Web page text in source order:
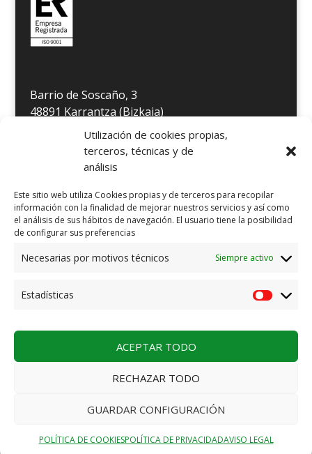
Utilización de cookies propias,
terceros, técnicas y de
análisis
Este sitio web utiliza Cookies propias y de terceros para recopilar
información con la finalidad de mejorar nuestros servicios y así como
el análisis de sus hábitos de navegación. El usuario tiene la posibilidad
de configurar sus preferencias
Necesarias por motivos técnicos Siempre activo
Estadísticas
ACEPTAR TODO
RECHAZAR TODO
GUARDAR CONFIGURACIÓN
POLÍTICA DE COOKIESPOLÍTICA DE PRIVACIDADAVISO LEGAL
Barrio de Soscaño, 3
48891 Karrantza (Bizkaia)
Télefono 946 806 349
info@residenciakarrantza.eus
AVISO LEGAL
POLÍTICA DE PRIVACIDAD
POLÍTICA DE CALIDAD ISO